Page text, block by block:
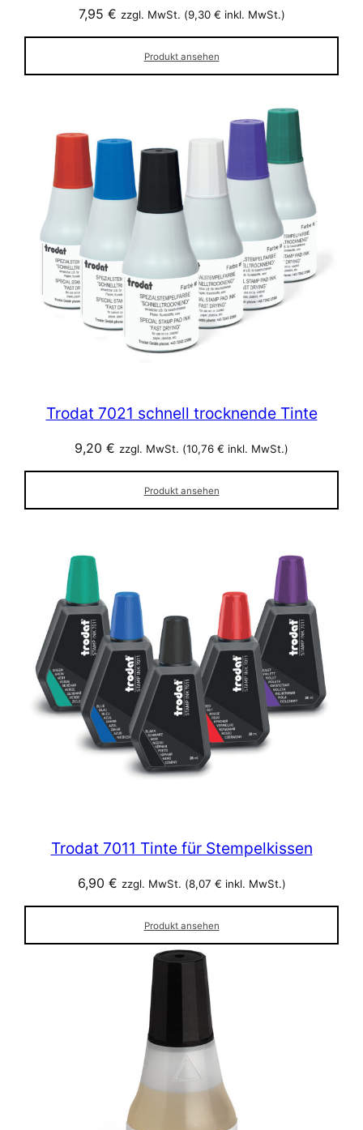
7,95 € zzgl. MwSt. (9,30 € inkl. MwSt.)
Produkt ansehen
Trodat 7021 schnell trocknende Tinte
9,20 € zzgl. MwSt. (10,76 € inkl. MwSt.)
Produkt ansehen
Trodat 7011 Tinte für Stempelkissen
6,90 € zzgl. MwSt. (8,07 € inkl. MwSt.)
Produkt ansehen